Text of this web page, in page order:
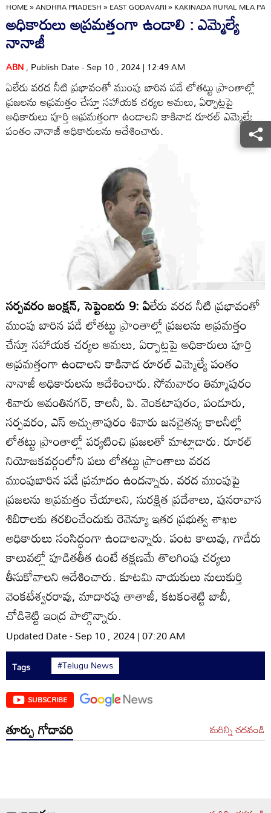
HOME»ANDHRA PRADESH»EAST GODAVARI»KAKINADA RURAL MLA
అధికారులు అప్రమత్తంగా ఉండాలి : ఎమ్మెల్యే
నానాజీ
ABN, Publish Date - Sep 10 , 2024 | 12:49 AM
ఏలేరు వరద నీటి ప్రభావంతో ముంపు బారిన పడే లోతట్టు ప్రాంతాల్లో
ప్రజలను అప్రమత్తం చేస్తూ సహాయక చర్యల అమలు, ఏర్పాట్లపై
అధికారులు పూర్తి అప్రమత్తంగా ఉండాలని కాకినాడ రూరల్‌ ఎమ్మెల్యే
పంతం నానాజీ అధికారులను ఆదేశించారు.
సర్పవరం జంక్షన్‌, సెప్టెంబరు 9: ఏలేరు వరద నీటి ప్రభావంతో
ముంపు బారిన పడే లోతట్టు ప్రాంతాల్లో ప్రజలను అప్రమత్తం
చేస్తూ సహాయక చర్యల అమలు, ఏర్పాట్లపై అధికారులు పూర్తి
అప్రమత్తంగా ఉండాలని కాకినాడ రూరల్‌ ఎమ్మెల్యే పంతం
నానాజీ అధికారులను ఆదేశించారు. సోమవారం తిమ్మాపురం
శివారు అవంతినగర్‌, కాలనీ, పి. వెంకటాపురం, పండూరు,
సర్పవరం, ఎస్‌ అచ్చుతాపురం శివారు జనచైతన్య కాలనీల్లో
లోతట్టు ప్రాంతాల్లో పర్యటించి ప్రజలతో మాట్లాడారు. రూరల్‌
నియోజకవర్గంలోని పలు లోతట్టు ప్రాంతాలు వరద
ముంపుబారిన పడే ప్రమాదం ఉందన్నారు. వరద ముంపుపై
ప్రజలను అప్రమత్తం చేయాలని, సురక్షిత ప్రదేశాలు, పునరావాస
శిబిరాలకు తరలించేందుకు రెవెన్యూ ఇతర ప్రభుత్వ శాఖల
అధికారులు సంసిద్ధంగా ఉండాలన్నారు. పంట కాలువు, గాడేరు
కాలువల్లో పూడితతీత ఉంటే తక్షణమే తొలగింపు చర్యలు
తీసుకోవాలని ఆదేశించారు. కూటమి నాయకులు నులుకుర్తి
వెంకటేశ్వరరావు, మాదారపు తాతాజీ, కటకంశెట్టి బాబీ,
చోడిశెట్టి ఇంద్ర పాల్గొన్నారు.
Updated Date - Sep 10 , 2024 | 07:20 AM
Tags #Telugu News
SUBSCRIBE
తూర్పు గోదావరి మరిన్ని చదవండి